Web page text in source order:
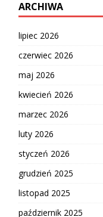
ARCHIWA
lipiec 2026
czerwiec 2026
maj 2026
kwiecień 2026
marzec 2026
luty 2026
styczeń 2026
grudzień 2025
listopad 2025
październik 2025